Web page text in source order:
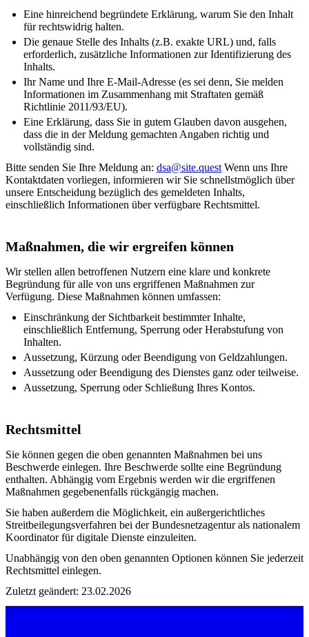
Eine hinreichend begründete Erklärung, warum Sie den Inhalt
für rechtswidrig halten.
Die genaue Stelle des Inhalts (z.B. exakte URL) und, falls
erforderlich, zusätzliche Informationen zur Identifizierung des
Inhalts.
Ihr Name und Ihre E-Mail-Adresse (es sei denn, Sie melden
Informationen im Zusammenhang mit Straftaten gemäß
Richtlinie 2011/93/EU).
Eine Erklärung, dass Sie in gutem Glauben davon ausgehen,
dass die in der Meldung gemachten Angaben richtig und
vollständig sind.
Bitte senden Sie Ihre Meldung an: dsa@site.quest Wenn uns Ihre
Kontaktdaten vorliegen, informieren wir Sie schnellstmöglich über
unsere Entscheidung bezüglich des gemeldeten Inhalts,
einschließlich Informationen über verfügbare Rechtsmittel.
Maßnahmen, die wir ergreifen können
Wir stellen allen betroffenen Nutzern eine klare und konkrete
Begründung für alle von uns ergriffenen Maßnahmen zur
Verfügung. Diese Maßnahmen können umfassen:
Einschränkung der Sichtbarkeit bestimmter Inhalte,
einschließlich Entfernung, Sperrung oder Herabstufung von
Inhalten.
Aussetzung, Kürzung oder Beendigung von Geldzahlungen.
Aussetzung oder Beendigung des Dienstes ganz oder teilweise.
Aussetzung, Sperrung oder Schließung Ihres Kontos.
Rechtsmittel
Sie können gegen die oben genannten Maßnahmen bei uns
Beschwerde einlegen. Ihre Beschwerde sollte eine Begründung
enthalten. Abhängig vom Ergebnis werden wir die ergriffenen
Maßnahmen gegebenenfalls rückgängig machen.
Sie haben außerdem die Möglichkeit, ein außergerichtliches
Streitbeilegungsverfahren bei der Bundesnetzagentur als nationalem
Koordinator für digitale Dienste einzuleiten.
Unabhängig von den oben genannten Optionen können Sie jederzeit
Rechtsmittel einlegen.
Zuletzt geändert: 23.02.2026